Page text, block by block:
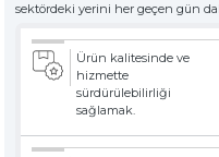
» Kariyer
sektördeki yerini her geçen gün
Ürün kalitesinde ve
hizmette
sürdürülebilirliği
sağlamak.